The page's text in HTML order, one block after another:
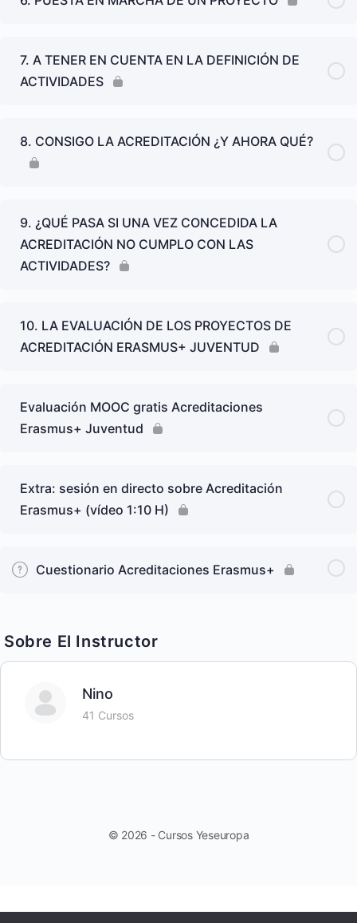
7. A TENER EN CUENTA EN LA DEFINICIÓN DE
ACTIVIDADES
8. CONSIGO LA ACREDITACIÓN ¿Y AHORA QUÉ?
9. ¿QUÉ PASA SI UNA VEZ CONCEDIDA LA
ACREDITACIÓN NO CUMPLO CON LAS
ACTIVIDADES?
10. LA EVALUACIÓN DE LOS PROYECTOS DE
ACREDITACIÓN ERASMUS+ JUVENTUD
Evaluación MOOC gratis Acreditaciones
Erasmus+ Juventud
Extra: sesión en directo sobre Acreditación
Erasmus+ (vídeo 1:10 H)
Cuestionario Acreditaciones Erasmus+
Sobre El Instructor
Nino
41 Cursos
© 2026 - Cursos Yeseuropa